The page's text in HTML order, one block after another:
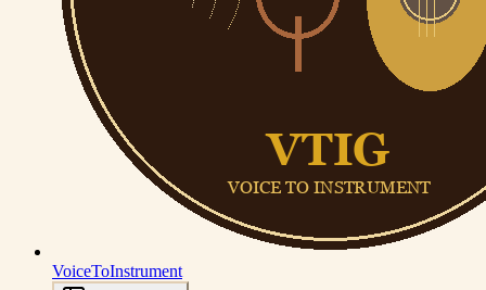
VoiceToInstrument